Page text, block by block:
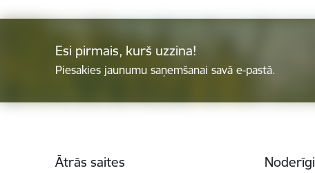
Esi pirmais, kurš uzzina!
Piesakies jaunumu saņemšanai savā e-pastā.
Ātrās saites Noderīgi